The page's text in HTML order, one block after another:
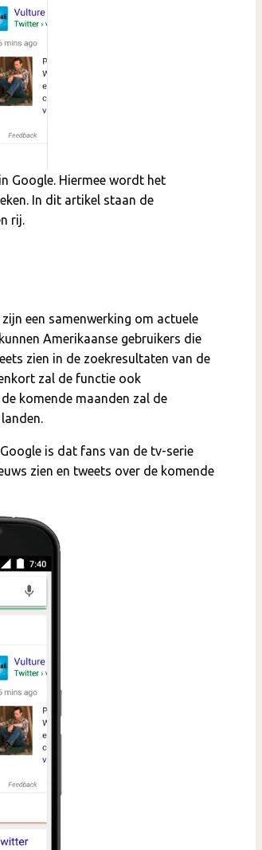
Google. Hiermee wordt het
In dit artikel staan de
rij.
een samenwerking om actuele
Amerikaanse gebruikers die
zien in de zoekresultaten van de
zal de functie ook
komende maanden zal de
is dat fans van de tv-serie
zien en tweets over de komende